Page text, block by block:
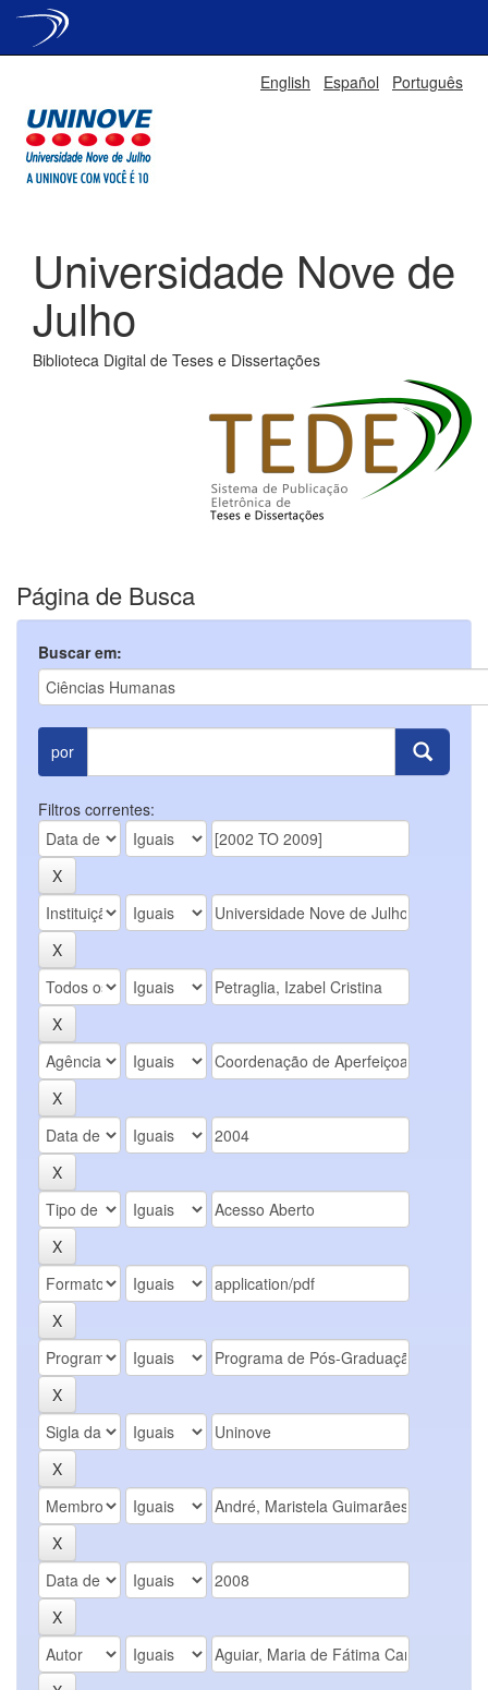
English Español Português
Universidade Nove de
Julho
Biblioteca Digital de Teses e Dissertações
Página de Busca
Buscar em:
por
Filtros correntes: